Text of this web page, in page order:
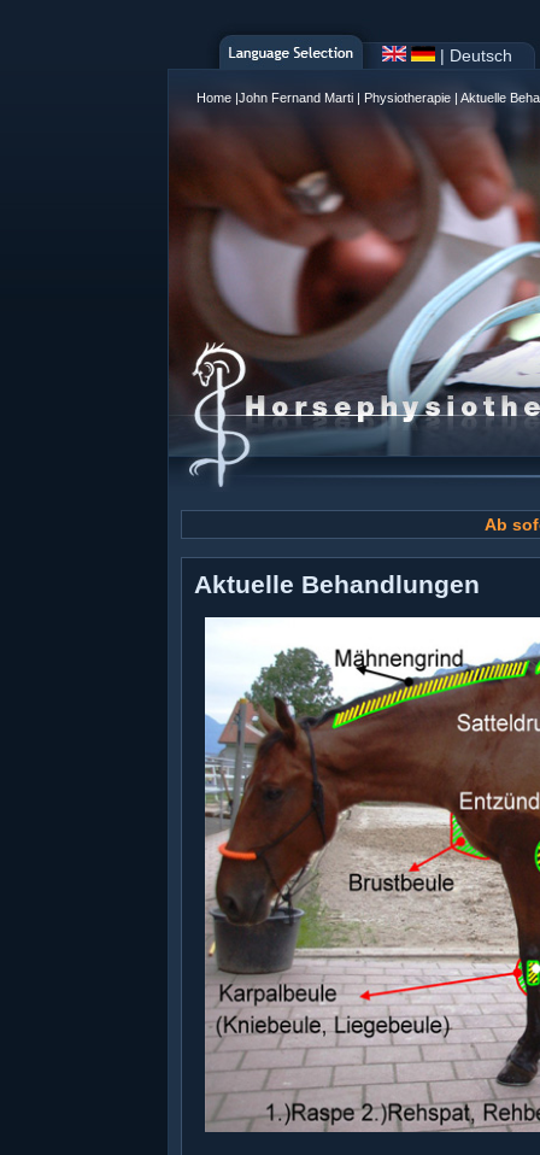
| Deutsch
Home |John Fernand Marti | Physiotherapie | Aktuelle
Ab
Aktuelle Behandlungen